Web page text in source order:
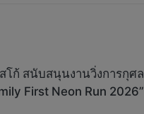
ก้ สนับสนุนงานวิ่งการกุศล
First Neon Run 2026”